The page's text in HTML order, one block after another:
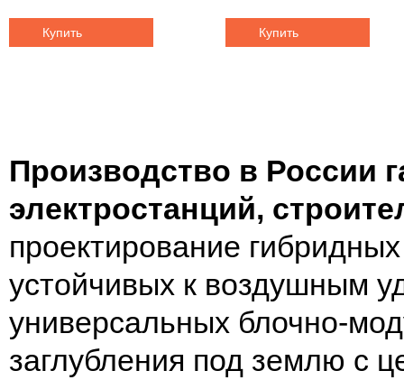
Купить Купить
Производство в России
электростанций,
проектирование
устойчивых к воздушным
универсальных блочно-
заглубления под землю с